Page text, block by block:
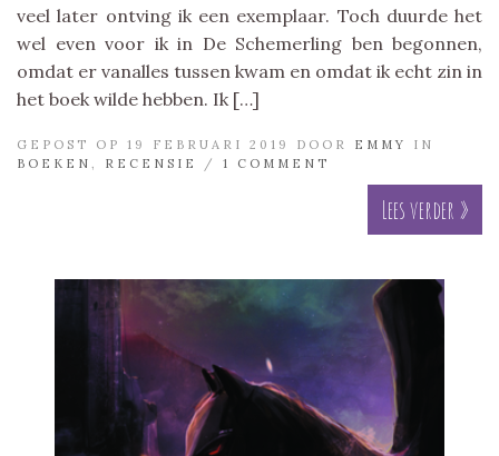
veel later ontving ik een exemplaar. Toch duurde het
wel even voor ik in De Schemerling ben begonnen,
omdat er vanalles tussen kwam en omdat ik echt zin in
het boek wilde hebben. Ik […]
GEPOST OP 19 FEBRUARI 2019 DOOR EMMY
IN
BOEKEN
RECENSIE / 1 COMMENT
Lees verder »